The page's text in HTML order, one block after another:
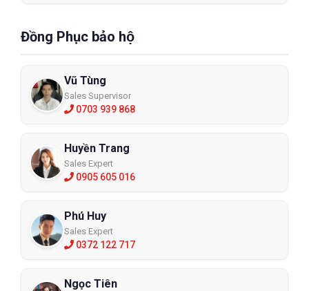
Đồng Phục bảo hộ
Vũ Tùng
Sales Supervisor
0703 939 868
Huyền Trang
Sales Expert
0905 605 016
Phú Huy
Sales Expert
0372 122 717
Ngọc Tiên